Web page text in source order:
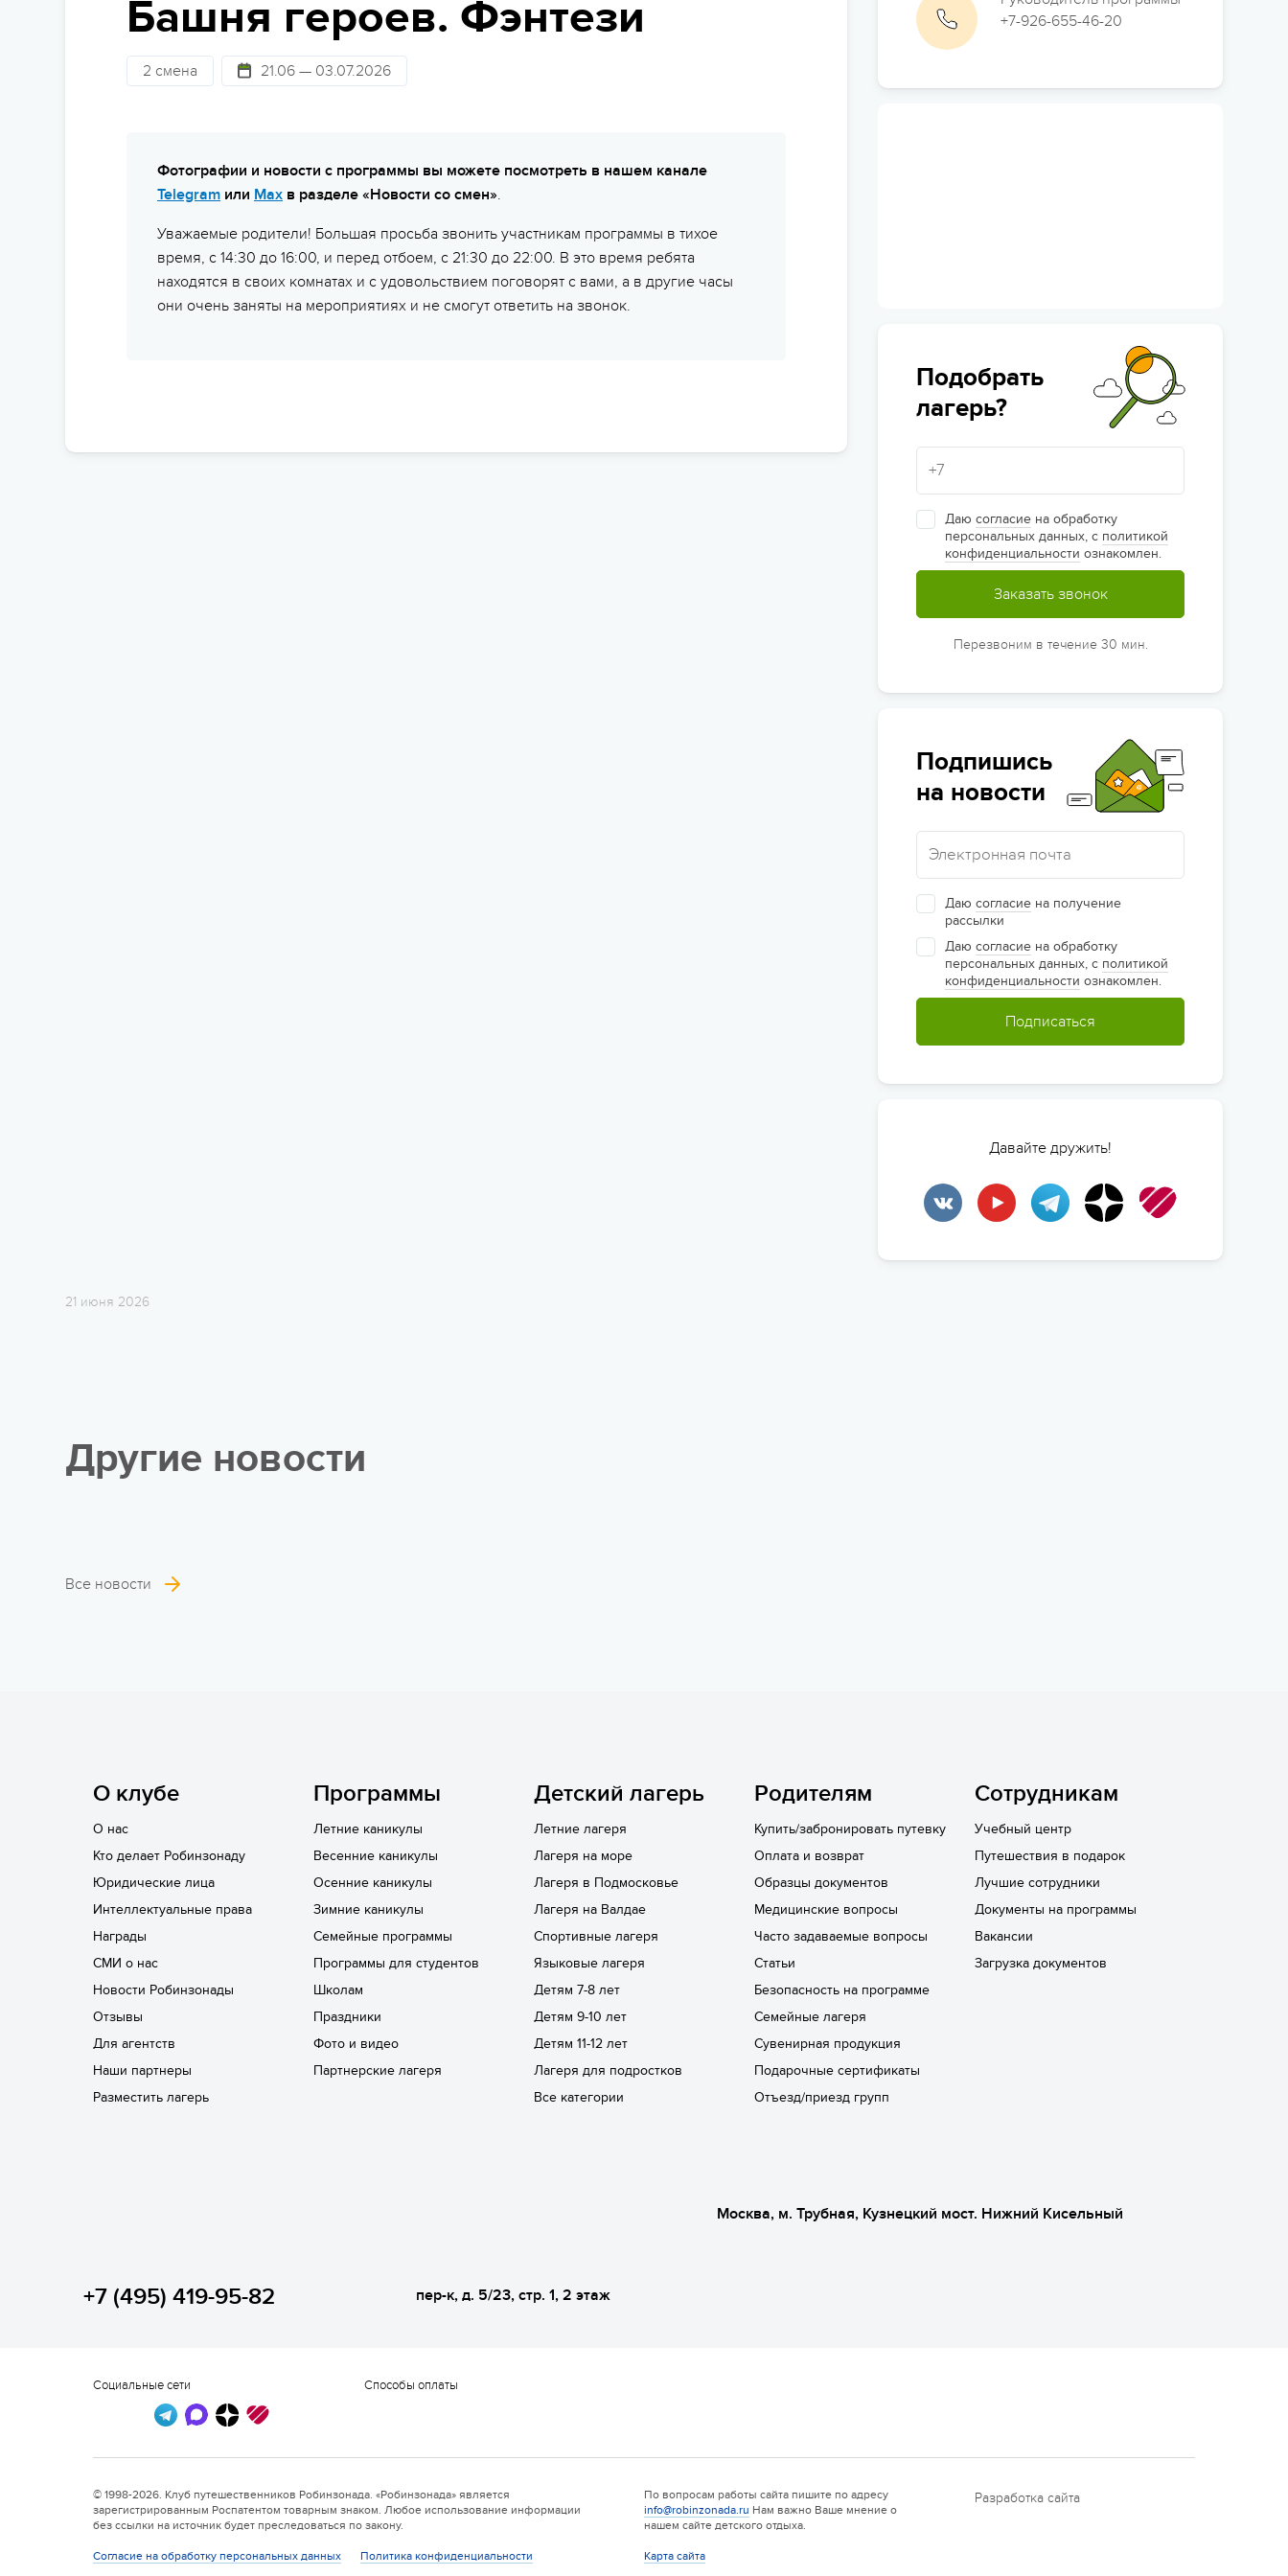
Детям 13-15 лет
Детям 16 лет и старше
Сюжетно-ролевые лагеря
Горящие туры
Школам
Праздники
Статьи
Безопасность на программе
Подарочные сертификаты
Башня героев. Фэнтези
2 смена 21.06 — 03.07.2026
Фотографии и новости с программы вы можете посмотреть в нашем канале
Telegram или Max в разделе «Новости со смен».
Уважаемые родители! Большая просьба звонить участникам программы в тихое
время, с 14:30 до 16:00, и перед отбоем, с 21:30 до 22:00. В это время ребята
находятся в своих комнатах и с удовольствием поговорят с вами, а в другие часы
они очень заняты на мероприятиях и не смогут ответить на звонок.
+7-926-655-46-20
Подобрать
лагерь?
Даю согласие на обработку
персональных данных, с политикой
конфиденциальности ознакомлен.
Заказать звонок
Перезвоним в течение 30 мин.
Подпишись
на новости
Даю согласие на получение
рассылки
Даю согласие на обработку
персональных данных, с политикой
конфиденциальности ознакомлен.
Подписаться
Давайте дружить!
21 июня 2026
Другие новости
Валдайская Робинзонада.
17 августа 2026
6 смена
6 смена 17.08 — 22.08.2026
Валдайская Робинзонада.
Лайт
Все новости
О клубе
О нас
Кто делает Робинзонаду
Юридические лица
Интеллектуальные права
Награды
СМИ о нас
Новости Робинзонады
Отзывы
Для агентств
Наши партнеры
Разместить лагерь
Программы
Летние каникулы
Весенние каникулы
Осенние каникулы
Зимние каникулы
Семейные программы
Программы для студентов
Школам
Праздники
Фото и видео
Партнерские лагеря
Детский лагерь
Летние лагеря
Лагеря на море
Лагеря в Подмосковье
Лагеря на Валдае
Спортивные лагеря
Языковые лагеря
Детям 7-8 лет
Детям 9-10 лет
Детям 11-12 лет
Лагеря для подростков
Все категории
Родителям
Купить/забронировать путевку
Оплата и возврат
Образцы документов
Медицинские вопросы
Часто задаваемые вопросы
Статьи
Безопасность на программе
Семейные лагеря
Сувенирная продукция
Подарочные сертификаты
Отъезд/приезд групп
Сотрудникам
Учебный центр
Путешествия в подарок
Лучшие сотрудники
Документы на программы
Вакансии
Загрузка документов
+7 (495) 419-95-82
Москва, м. Трубная, Кузнецкий мост. Нижний Кисельный
пер-к, д. 5/23, стр. 1, 2 этаж
Социальные сети Способы оплаты
© 1998-2026. Клуб путешественников Робинзонада. «Робинзонада» является
зарегистрированным Роспатентом товарным знаком. Любое использование информации
без ссылки на источник будет преследоваться по закону.
Согласие на обработку персональных данных Политика конфиденциальности
По вопросам работы сайта пишите по адресу
info@robinzonada.ru Нам важно Ваше мнение о
нашем сайте детского отдыха.
Карта сайта
Разработка сайта